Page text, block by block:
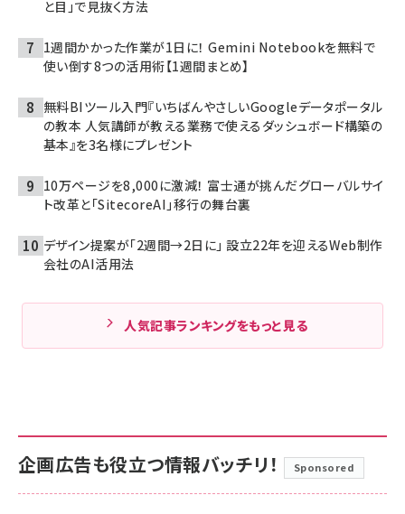
と目」で見抜く方法
1週間かかった作業が1日に！ Gemini Notebookを無料で
使い倒す8つの活用術【1週間まとめ】
無料BIツール入門『いちばんやさしいGoogleデータポータル
の教本 人気講師が教える業務で使えるダッシュボード構築の
基本』を3名様にプレゼント
10万ページを8,000に激減！ 富士通が挑んだグローバルサイ
ト改革と「SitecoreAI」移行の舞台裏
デザイン提案が「2週間→2日に」 設立22年を迎えるWeb制作
会社のAI活用法
人気記事ランキングをもっと見る
企画広告も役立つ情報バッチリ！ Sponsored